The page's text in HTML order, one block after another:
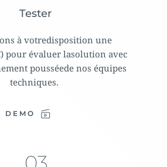
Tester
à votredisposition une
pour évaluer lasolution avec
pousséede nos équipes
techniques.
DEMO